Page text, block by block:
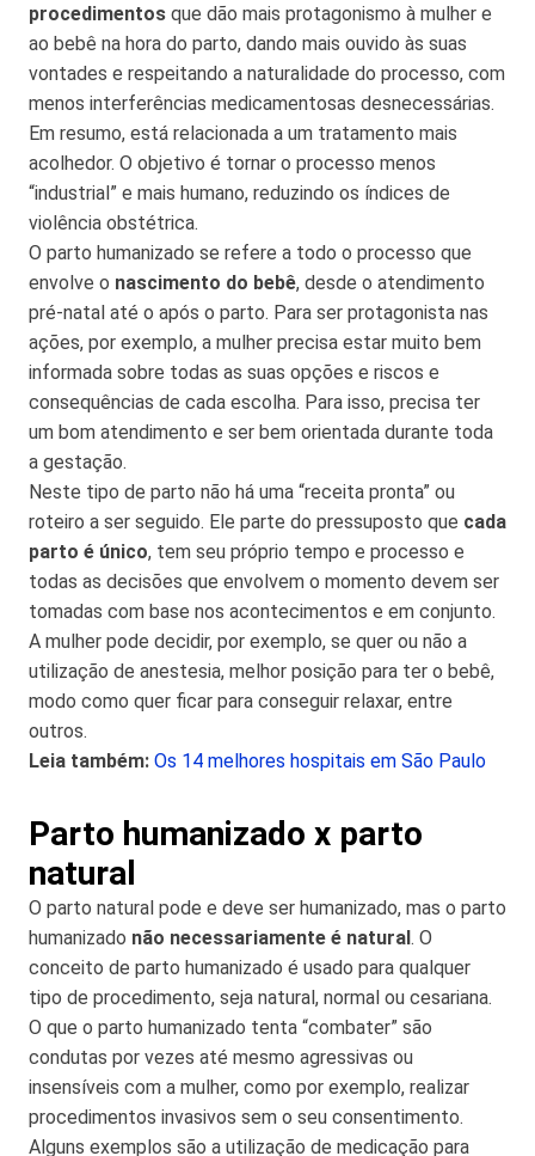
procedimentos que dão mais protagonismo à mulher e
ao bebê na hora do parto, dando mais ouvido às suas
vontades e respeitando a naturalidade do processo, com
menos interferências medicamentosas desnecessárias.
Em resumo, está relacionada a um tratamento mais
acolhedor. O objetivo é tornar o processo menos
“industrial” e mais humano, reduzindo os índices de
violência obstétrica.
O parto humanizado se refere a todo o processo que
envolve o nascimento do bebê, desde o atendimento
pré-natal até o após o parto. Para ser protagonista nas
ações, por exemplo, a mulher precisa estar muito bem
informada sobre todas as suas opções e riscos e
consequências de cada escolha. Para isso, precisa ter
um bom atendimento e ser bem orientada durante toda
a gestação.
Neste tipo de parto não há uma “receita pronta” ou
roteiro a ser seguido. Ele parte do pressuposto que cada
parto é único, tem seu próprio tempo e processo e
todas as decisões que envolvem o momento devem ser
tomadas com base nos acontecimentos e em conjunto.
A mulher pode decidir, por exemplo, se quer ou não a
utilização de anestesia, melhor posição para ter o bebê,
modo como quer ficar para conseguir relaxar, entre
outros.
Leia também: Os 14 melhores hospitais em São Paulo
Parto humanizado x parto
natural
O parto natural pode e deve ser humanizado, mas o parto
humanizado não necessariamente é natural. O
conceito de parto humanizado é usado para qualquer
tipo de procedimento, seja natural, normal ou cesariana.
O que o parto humanizado tenta “combater” são
condutas por vezes até mesmo agressivas ou
insensíveis com a mulher, como por exemplo, realizar
procedimentos invasivos sem o seu consentimento.
Alguns exemplos são a utilização de medicação para